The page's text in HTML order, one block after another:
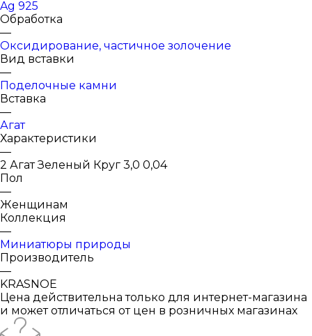
Ag 925
Обработка
—
Оксидирование, частичное золочение
Вид вставки
—
Поделочные камни
Вставка
—
Агат
Характеристики
—
2 Агат Зеленый Круг 3,0 0,04
Пол
—
Женщинам
Коллекция
—
Миниатюры природы
Производитель
—
KRASNOE
Цена действительна только для интернет-магазина
и может отличаться от цен в розничных магазинах